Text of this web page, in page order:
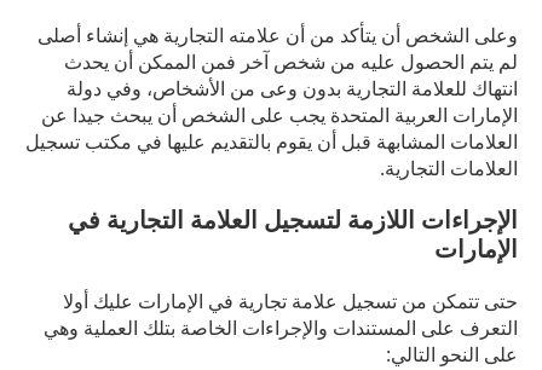
وعلى الشخص أن يتأكد من أن علامته التجارية هي إنشاء أصلى
لم يتم الحصول عليه من شخص آخر فمن الممكن أن يحدث
انتهاك للعلامة التجارية بدون وعى من الأشخاص، وفي دولة
الإمارات العربية المتحدة يجب على الشخص أن يبحث جيدا عن
العلامات المشابهة قبل أن يقوم بالتقديم عليها في مكتب تسجيل
العلامات التجارية.
الإجراءات اللازمة لتسجيل العلامة التجارية في
الإمارات
حتى تتمكن من تسجيل علامة تجارية في الإمارات عليك أولا
التعرف على المستندات والإجراءات الخاصة بتلك العملية وهي
على النحو التالي: